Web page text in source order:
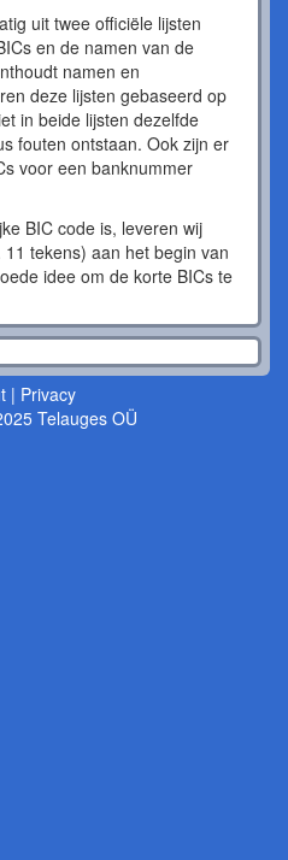
uit twee officiële lijsten
en de namen van de
namen en
deze lijsten gebaseerd op
in beide lijsten dezelfde
fouten ontstaan. Ook zijn er
voor een banknummer
BIC code is, leveren wij
tekens) aan het begin van
idee om de korte BICs te
| Privacy
Telauges OÜ